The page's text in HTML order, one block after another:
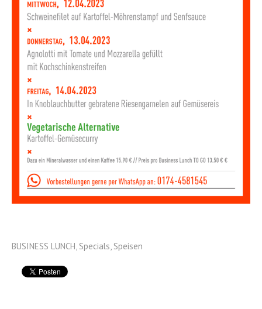
BUSINESS LUNCH, Specials, Speisen